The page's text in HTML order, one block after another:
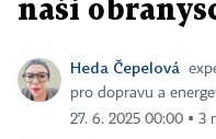
naši
Heda Čepelová
pro dopravu a
27. 6. 2025 00:00 ▪ 3